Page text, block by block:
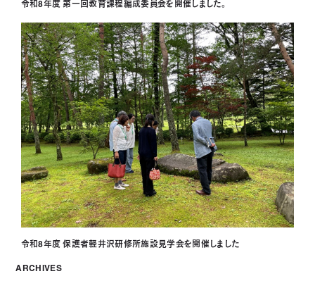
令和8年度 第一回教育課程編成委員会を開催しました。
令和8年度 保護者軽井沢研修所施設見学会を開催しました
ARCHIVES